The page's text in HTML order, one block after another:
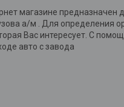
магазине предназначен
а/м . Для определения
Вас интересует. С
авто с завода